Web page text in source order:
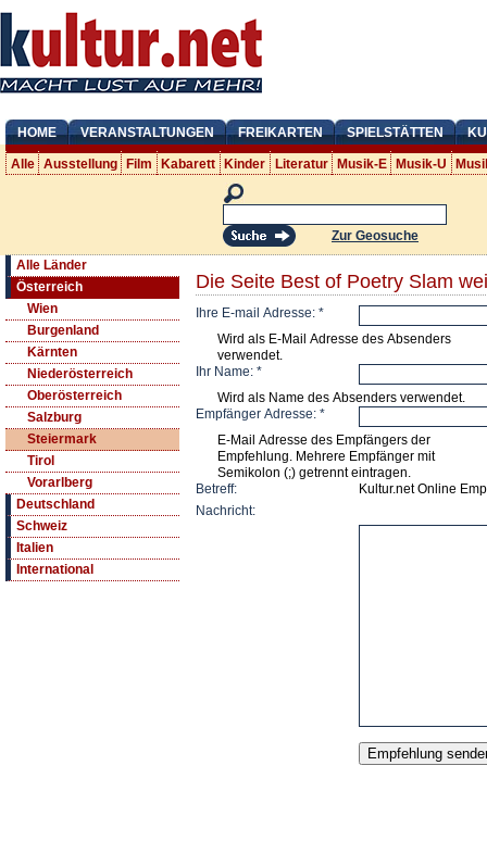
HOME VERANSTALTUNGEN FREIKARTEN SPIELSTÄTTEN
Alle Ausstellung Film Kabarett Kinder Literatur Musik-E Musik-U
Zur Geosuche
Alle Länder
Österreich
Wien
Burgenland
Kärnten
Niederösterreich
Oberösterreich
Salzburg
Steiermark
Tirol
Vorarlberg
Deutschland
Schweiz
Italien
International
Die Seite Best of Poetry Slam
Ihre E-mail Adresse: *
Wird als E-Mail Adresse des Absenders
verwendet.
Ihr Name: *
Wird als Name des Absenders verwendet.
Empfänger Adresse: *
E-Mail Adresse des Empfängers der
Empfehlung. Mehrere Empfänger mit
Semikolon (;) getrennt eintragen.
Betreff:
Kultur.net Online
Nachricht: